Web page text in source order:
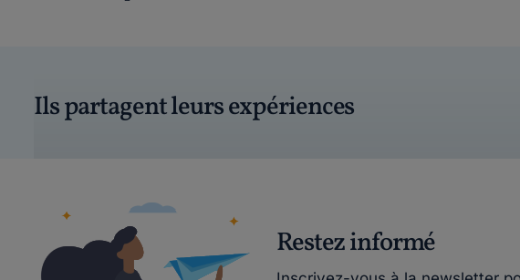
Ils partagent leurs expériences
Restez informé